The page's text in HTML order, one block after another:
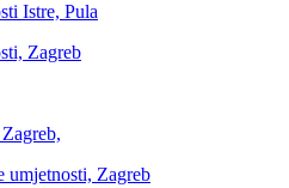
Istre, Pula
Zagreb
umjetnosti, Zagreb